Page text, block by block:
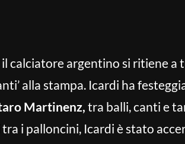
calciatore argentino si ritiene a
alla stampa. Icardi ha
Martinenz, tra balli, canti e
i palloncini, Icardi è stato